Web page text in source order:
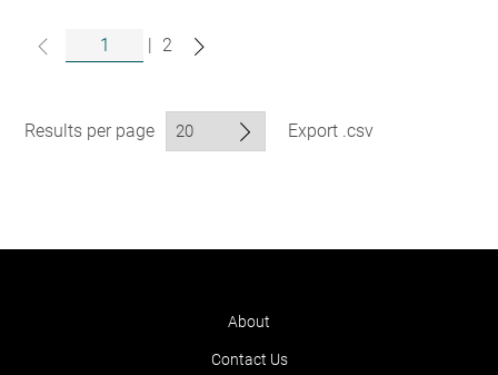
2
Results per page Export .csv
About
Contact Us